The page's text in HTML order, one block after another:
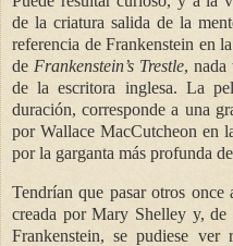
de la criatura salida de la
referencia de Frankenstein en
de Frankenstein’s Trestle, nada
de la escritora inglesa. La
duración, corresponde a una
por Wallace MacCutcheon en
por la garganta más profunda
Tendrían que pasar otros once
creada por Mary Shelley y,
Frankenstein, se pudiese